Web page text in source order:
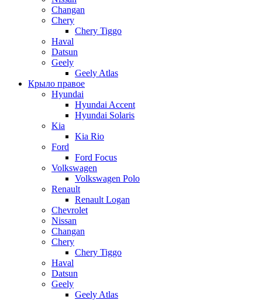
Changan
Chery
Chery Tiggo
Haval
Datsun
Geely
Geely Atlas
Крыло правое
Hyundai
Hyundai Accent
Hyundai Solaris
Kia
Kia Rio
Ford
Ford Focus
Volkswagen
Volkswagen Polo
Renault
Renault Logan
Chevrolet
Nissan
Changan
Chery
Chery Tiggo
Haval
Datsun
Geely
Geely Atlas